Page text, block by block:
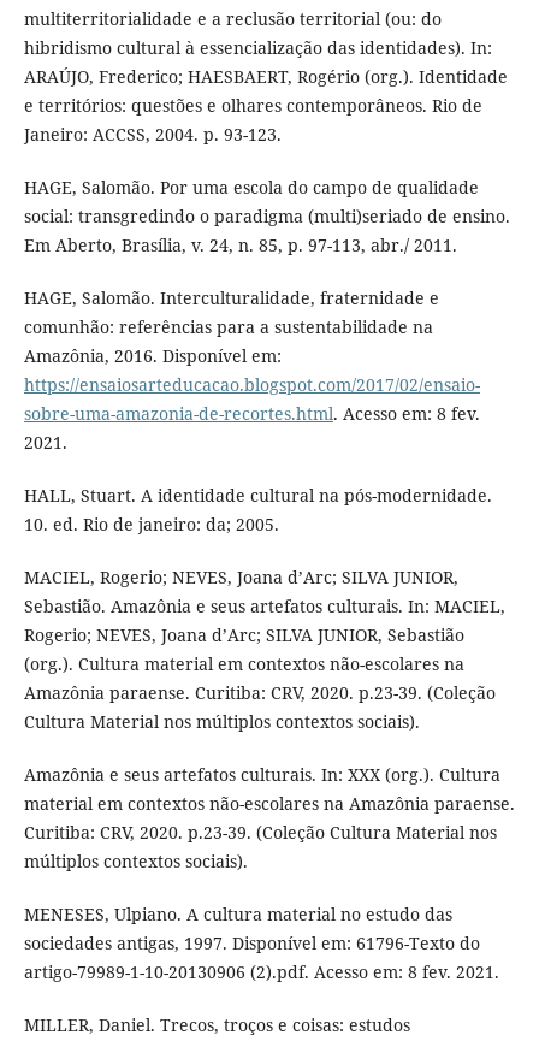
multiterritorialidade e a reclusão territorial (ou: do
hibridismo cultural à essencialização das identidades). In:
ARAÚJO, Frederico; HAESBAERT, Rogério (org.). Identidade
e territórios: questões e olhares contemporâneos. Rio de
Janeiro: ACCSS, 2004. p. 93-123.
HAGE, Salomão. Por uma escola do campo de qualidade
social: transgredindo o paradigma (multi)seriado de ensino.
Em Aberto, Brasília, v. 24, n. 85, p. 97-113, abr./ 2011.
HAGE, Salomão. Interculturalidade, fraternidade e
comunhão: referências para a sustentabilidade na
Amazônia, 2016. Disponível em:
https://ensaiosarteducacao.blogspot.com/2017/02/ensaio-
sobre-uma-amazonia-de-recortes.html. Acesso em: 8 fev.
2021.
HALL, Stuart. A identidade cultural na pós-modernidade.
10. ed. Rio de janeiro: da; 2005.
MACIEL, Rogerio; NEVES, Joana d’Arc; SILVA JUNIOR,
Sebastião. Amazônia e seus artefatos culturais. In: MACIEL,
Rogerio; NEVES, Joana d’Arc; SILVA JUNIOR, Sebastião
(org.). Cultura material em contextos não-escolares na
Amazônia paraense. Curitiba: CRV, 2020. p.23-39. (Coleção
Cultura Material nos múltiplos contextos sociais).
Amazônia e seus artefatos culturais. In: XXX (org.). Cultura
material em contextos não-escolares na Amazônia paraense.
Curitiba: CRV, 2020. p.23-39. (Coleção Cultura Material nos
múltiplos contextos sociais).
MENESES, Ulpiano. A cultura material no estudo das
sociedades antigas, 1997. Disponível em: 61796-Texto do
artigo-79989-1-10-20130906 (2).pdf. Acesso em: 8 fev. 2021.
MILLER, Daniel. Trecos, troços e coisas: estudos